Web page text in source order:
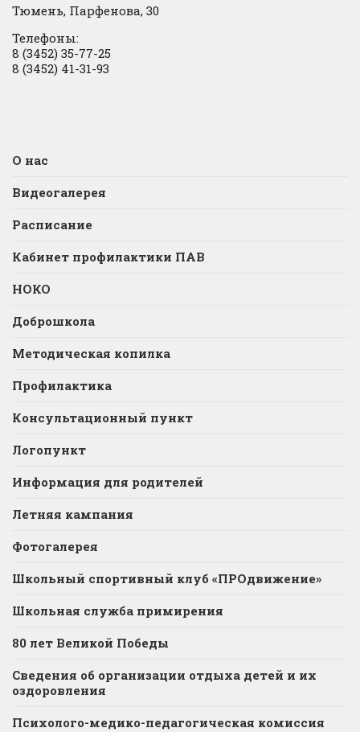
Тюмень, Парфенова, 30
Телефоны:
8 (3452) 35-77-25
8 (3452) 41-31-93
О нас
Видеогалерея
Расписание
Кабинет профилактики ПАВ
НОКО
Доброшкола
Методическая копилка
Профилактика
Консультационный пункт
Логопункт
Информация для родителей
Летняя кампания
Фотогалерея
Школьный спортивный клуб «ПРОдвижение»
Школьная служба примирения
80 лет Великой Победы
Сведения об организации отдыха детей и их
оздоровления
Психолого-медико-педагогическая комиссия